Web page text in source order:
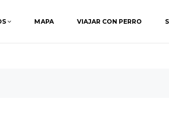
MAPA VIAJAR CON PERRO